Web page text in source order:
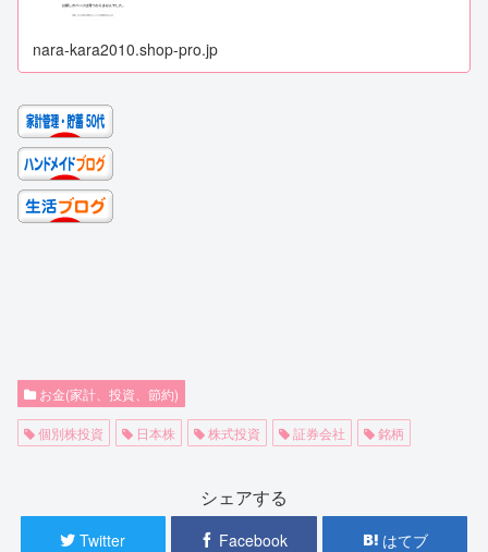
nara-kara2010.shop-pro.jp
お金(家計、投資、節約)
個別株投資 日本株 株式投資 証券会社 銘柄
シェアする
Twitter Facebook はてブ